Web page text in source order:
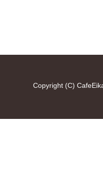
Copyright (C)